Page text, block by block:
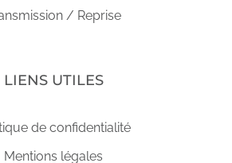
/ Reprise
LIENS UTILES
de confidentialité
Mentions légales